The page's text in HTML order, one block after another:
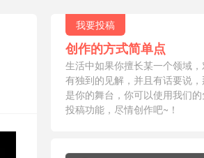
我要投稿
创作的方式简单点
生活中如果你擅长某一个领域
有独到的见解，并且有话要说
是你的舞台，你可以使用我们
投稿功能，尽情创作吧~！